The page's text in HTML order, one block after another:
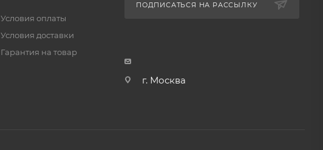
Условия оплаты
Условия доставки
Гарантия на товар
ПОДПИСАТЬСЯ НА РАССЫЛКУ
г. Москва